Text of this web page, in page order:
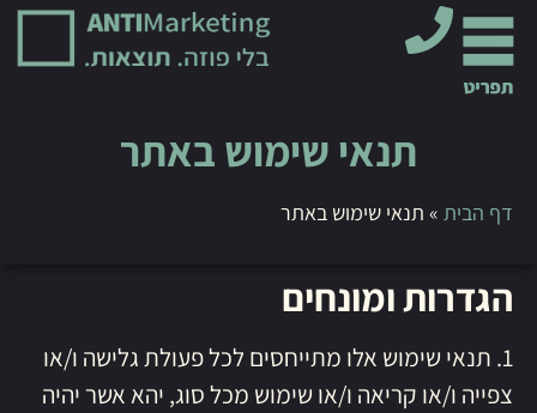
תנאי שימוש באתר
דף הבית » תנאי שימוש באתר
הגדרות ומונחים
1. תנאי שימוש אלו מתייחסים לכל פעולת גלישה ו/או
צפייה ו/או קריאה ו/או שימוש מכל סוג, יהא אשר יהיה